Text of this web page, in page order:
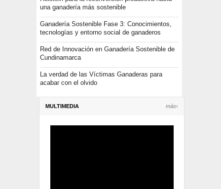
una ganadería más sostenible
Ganadería Sostenible Fase 3: Conocimientos,
tecnologías y entorno social de ganaderos
Red de Innovación en Ganadería Sostenible de
Cundinamarca
La verdad de las Víctimas Ganaderas para
acabar con el olvido
MULTIMEDIA más›